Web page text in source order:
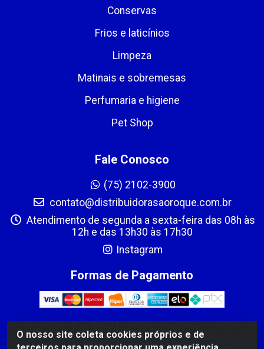
O nosso site coleta cookies próprios e de
Conservas
Frios e laticínios
Limpeza
Matinais e sobremesas
Perfumaria e higiene
Pet Shop
Fale Conosco
(75) 2102-3900
contato@distribuidorasaoroque.com.br
Atendimento de segunda a sexta-feira das 08h às
12h e das 13h30 às 17h30
Instagram
Formas de Pagamento
DIST DE PROD ALIM SÃO ROQUE LTDA - AVENIDA PROBAHIA,